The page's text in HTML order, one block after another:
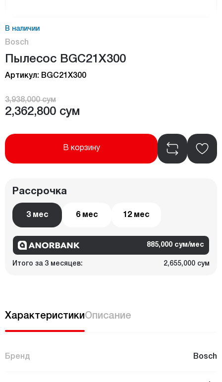
В наличии
Bosch
Пылесос BGC21X300
Артикул: BGC21X300
3,938,000 сум
2,362,800 сум
В корзину
Рассрочка
3 мес 6 мес 12 мес
885,000 сум/мес
Итого за 3 месяцев: 2,655,000 сум
ХарактеристикиОписание
Бренд Bosch